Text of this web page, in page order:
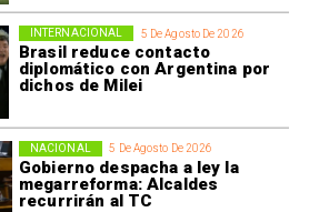
5 De Agosto De 2026
Brasil reduce contacto
diplomático con Argentina por
dichos de Milei
INTERNACIONAL
5 De Agosto De 2026
Gobierno despacha a ley la
megarreforma: Alcaldes
recurrirán al TC
NACIONAL